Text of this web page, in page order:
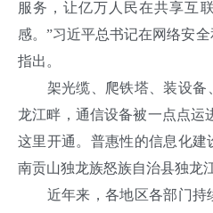
服务，让亿万人民在共享互
感。”习近平总书记在网络安
指出。
架光缆、爬铁塔、装设
龙江畔，通信设备被一点点运
这里开通。普惠性的信息化建
南贡山独龙族怒族自治县独龙
近年来，各地区各部门持